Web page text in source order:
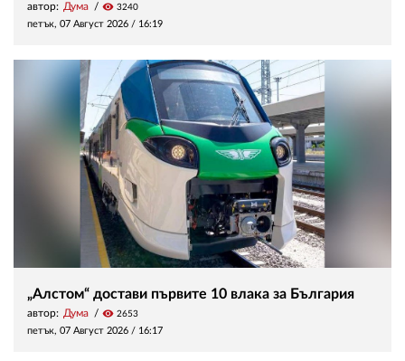
автор: Дума visibility 3240
петък, 07 Август 2026 / 16:19
„Алстом“ достави първите 10 влака за България
автор: Дума visibility 2653
петък, 07 Август 2026 / 16:17